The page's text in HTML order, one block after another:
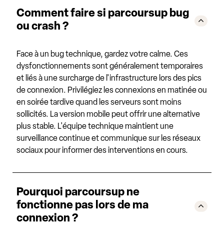
Comment faire si parcoursup bug
ou crash ?
Face à un bug technique, gardez votre calme. Ces
dysfonctionnements sont généralement temporaires
et liés à une surcharge de l'infrastructure lors des pics
de connexion. Privilégiez les connexions en matinée ou
en soirée tardive quand les serveurs sont moins
sollicités. La version mobile peut offrir une alternative
plus stable. L'équipe technique maintient une
surveillance continue et communique sur les réseaux
sociaux pour informer des interventions en cours.
Pourquoi parcoursup ne
fonctionne pas lors de ma
connexion ?